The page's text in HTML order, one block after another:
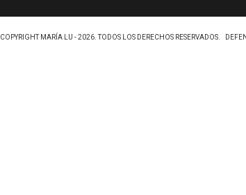
COPYRIGHT MARÍA LU - 2026. TODOS LOS DERECHOS RESERVADOS.